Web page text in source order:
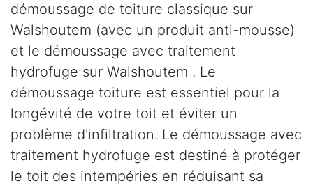
démoussage de toiture classique sur
Walshoutem (avec un produit anti-mousse)
et le démoussage avec traitement
hydrofuge sur Walshoutem . Le
démoussage toiture est essentiel pour la
longévité de votre toit et éviter un
problème d'infiltration. Le démoussage avec
traitement hydrofuge est destiné à protéger
le toit des intempéries en réduisant sa